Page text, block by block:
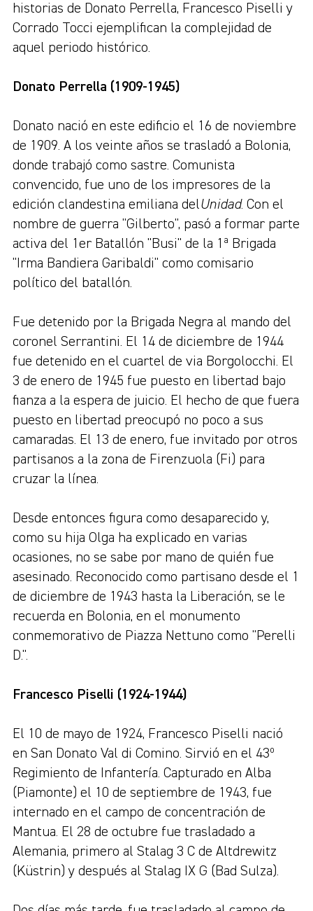
historias de Donato Perrella, Francesco Piselli y
Corrado Tocci ejemplifican la complejidad de
aquel periodo histórico.
Donato Perrella (1909-1945)
Donato nació en este edificio el 16 de noviembre
de 1909. A los veinte años se trasladó a Bolonia,
donde trabajó como sastre. Comunista
convencido, fue uno de los impresores de la
edición clandestina emiliana del Unidad. Con el
nombre de guerra "Gilberto", pasó a formar parte
activa del 1er Batallón "Busi" de la 1ª Brigada
"Irma Bandiera Garibaldi" como comisario
político del batallón.
Fue detenido por la Brigada Negra al mando del
coronel Serrantini. El 14 de diciembre de 1944
fue detenido en el cuartel de via Borgolocchi. El
3 de enero de 1945 fue puesto en libertad bajo
fianza a la espera de juicio. El hecho de que fuera
puesto en libertad preocupó no poco a sus
camaradas. El 13 de enero, fue invitado por otros
partisanos a la zona de Firenzuola (Fi) para
cruzar la línea.
Desde entonces figura como desaparecido y,
como su hija Olga ha explicado en varias
ocasiones, no se sabe por mano de quién fue
asesinado. Reconocido como partisano desde el 1
de diciembre de 1943 hasta la Liberación, se le
recuerda en Bolonia, en el monumento
conmemorativo de Piazza Nettuno como "Perelli
D.".
Francesco Piselli (1924-1944)
El 10 de mayo de 1924, Francesco Piselli nació
en San Donato Val di Comino. Sirvió en el 43º
Regimiento de Infantería. Capturado en Alba
(Piamonte) el 10 de septiembre de 1943, fue
internado en el campo de concentración de
Mantua. El 28 de octubre fue trasladado a
Alemania, primero al Stalag 3 C de Altdrewitz
(Küstrin) y después al Stalag IX G (Bad Sulza).